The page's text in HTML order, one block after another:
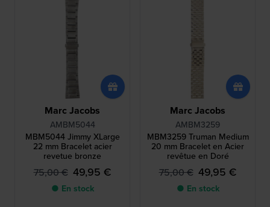
Marc Jacobs
AMBM5044
MBM5044 Jimmy XLarge
22 mm Bracelet acier
revetue bronze
75,00 € 49,95 €
● En stock
Marc Jacobs
AMBM3259
MBM3259 Truman Medium
20 mm Bracelet en Acier
revêtue en Doré
75,00 € 49,95 €
● En stock